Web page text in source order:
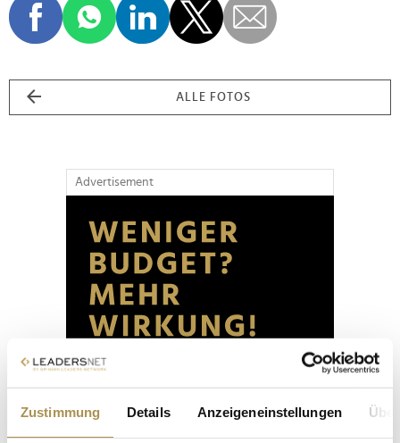
Zustimmung Details Anzeigeneinstellungen
ALLE FOTOS
Advertisement